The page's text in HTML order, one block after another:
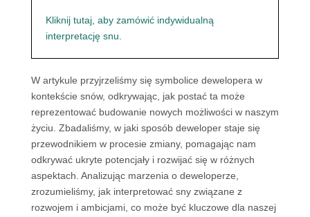
Kliknij tutaj, aby zamówić indywidualną
interpretację snu.
W artykule przyjrzeliśmy się symbolice dewelopera w
kontekście snów, odkrywając, jak postać ta może
reprezentować budowanie nowych możliwości w naszym
życiu. Zbadaliśmy, w jaki sposób deweloper staje się
przewodnikiem w procesie zmiany, pomagając nam
odkrywać ukryte potencjały i rozwijać się w różnych
aspektach. Analizując marzenia o deweloperze,
zrozumieliśmy, jak interpretować sny związane z
rozwojem i ambicjami, co może być kluczowe dla naszej